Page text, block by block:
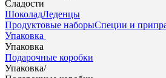
Сладости
ШоколадЛеденцы
Продуктовые наборыСпеции и
Упаковка
Упаковка
Подарочные коробки
Упаковка/